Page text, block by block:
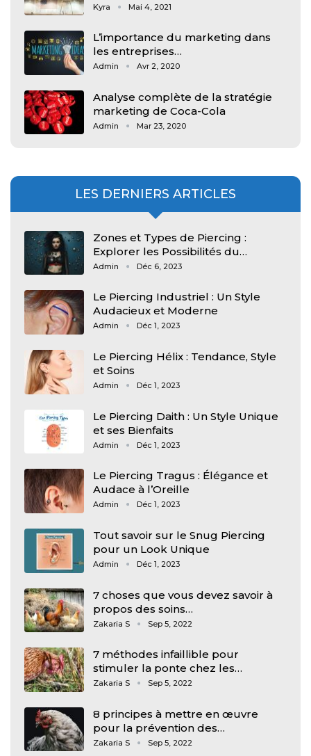
Kyra Mai 4, 2021
L’importance du marketing dans
les entreprises…
Admin Avr 2, 2020
Analyse complète de la stratégie
marketing de Coca-Cola
Admin Mar 23, 2020
LES DERNIERS ARTICLES
Zones et Types de Piercing :
Explorer les Possibilités du…
Admin Déc 6, 2023
Le Piercing Industriel : Un Style
Audacieux et Moderne
Admin Déc 1, 2023
Le Piercing Hélix : Tendance, Style
et Soins
Admin Déc 1, 2023
Le Piercing Daith : Un Style Unique
et ses Bienfaits
Admin Déc 1, 2023
Le Piercing Tragus : Élégance et
Audace à l’Oreille
Admin Déc 1, 2023
Tout savoir sur le Snug Piercing
pour un Look Unique
Admin Déc 1, 2023
7 choses que vous devez savoir à
propos des soins…
Zakaria S Sep 5, 2022
7 méthodes infaillible pour
stimuler la ponte chez les…
Zakaria S Sep 5, 2022
8 principes à mettre en œuvre
pour la prévention des…
Zakaria S Sep 5, 2022